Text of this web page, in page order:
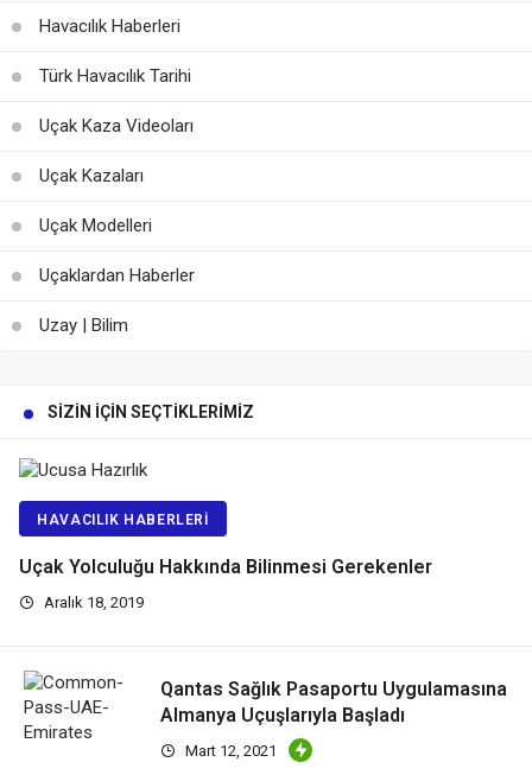
Havacılık Haberleri
Türk Havacılık Tarihi
Uçak Kaza Videoları
Uçak Kazaları
Uçak Modelleri
Uçaklardan Haberler
Uzay | Bilim
SIZIN İÇIN SEÇTIKLERIMIZ
HAVACILIK HABERLERI
Uçak Yolculuğu Hakkında Bilinmesi Gerekenler
Aralık 18, 2019
Qantas Sağlık Pasaportu Uygulamasına
Almanya Uçuşlarıyla Başladı
Mart 12, 2021